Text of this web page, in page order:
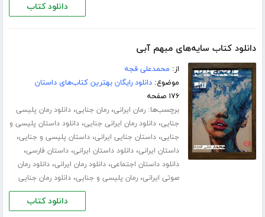
دانلود کتاب
دانلود کتاب سایه‌های مبهم آبی
از: محمدعلی قجه
موضوع:دانلود رایگان بهترین کتاب‌های داستان
۱۷۶ صفحه
برچسب‌ها:رمان ایرانی،رمان جنایی،دانلود رمان پلیسی
جنایی،دانلود رمان ایرانی جنایی،دانلود داستان پلیسی و
جنایی،داستان جنایی ایرانی،داستان پلیسی و جنایی،
داستان ایرانی،دانلود داستان ایرانی،داستان فارسی،
دانلود داستان اجتماعی،دانلود رمان ایرانی،دانلود رمان
صوتی ایرانی،رمان پلیسی و جنایی،دانلود رمان جنایی
دانلود کتاب